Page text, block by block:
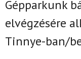
Gépparkunk
elvégzésére
Tinnye-ban/